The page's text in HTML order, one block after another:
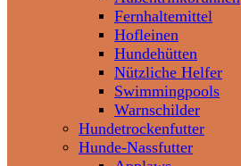
Fernhaltemittel
Hofleinen
Hundehütten
Nützliche Helfer
Swimmingpools
Warnschilder
Hundetrockenfutter
Hunde-Nassfutter